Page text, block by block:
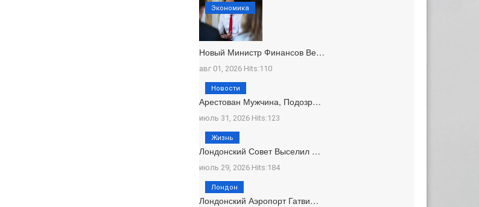
Новый Министр Финансов Ве…
авг 01, 2026 Hits:110
Экономика
Арестован Мужчина, Подозр…
июль 31, 2026 Hits:123
Новости
Лондонский Совет Выселил …
июль 29, 2026 Hits:184
Жизнь
Лондонский Аэропорт Гатви…
Лондон